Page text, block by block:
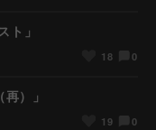
ト」
18 0
）」
19 0